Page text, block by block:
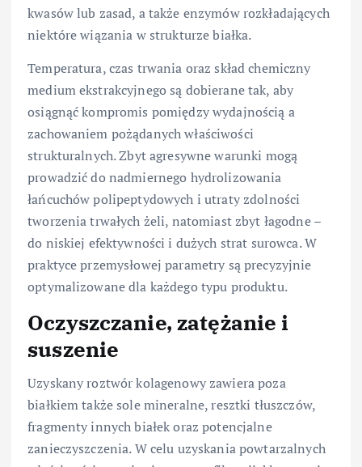
kwasów lub zasad, a także enzymów rozkładających
niektóre wiązania w strukturze białka.
Temperatura, czas trwania oraz skład chemiczny
medium ekstrakcyjnego są dobierane tak, aby
osiągnąć kompromis pomiędzy wydajnością a
zachowaniem pożądanych właściwości
strukturalnych. Zbyt agresywne warunki mogą
prowadzić do nadmiernego hydrolizowania
łańcuchów polipeptydowych i utraty zdolności
tworzenia trwałych żeli, natomiast zbyt łagodne –
do niskiej efektywności i dużych strat surowca. W
praktyce przemysłowej parametry są precyzyjnie
optymalizowane dla każdego typu produktu.
Oczyszczanie, zatężanie i
suszenie
Uzyskany roztwór kolagenowy zawiera poza
białkiem także sole mineralne, resztki tłuszczów,
fragmenty innych białek oraz potencjalne
zanieczyszczenia. W celu uzyskania powtarzalnych